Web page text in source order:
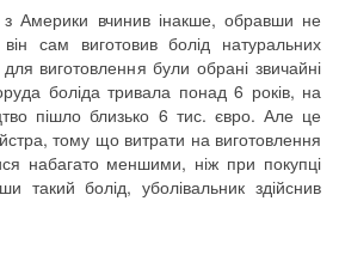
з Америки вчинив інакше, обравши не
сам виготовив болід натуральних
для виготовлення були обрані звичайні
боліда тривала понад 6 років, на
пішло близько 6 тис. євро. Але це
тому що витрати на виготовлення
набагато меншими, ніж при покупці
такий болід, уболівальник здійснив